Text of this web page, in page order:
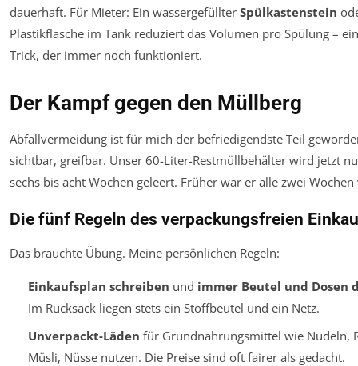
dauerhaft. Für Mieter: Ein wassergefüllter Spülkastenstein
Plastikflasche im Tank reduziert das Volumen pro Spülung –
Trick, der immer noch funktioniert.
Der Kampf gegen den Müllberg
Abfallvermeidung ist für mich der befriedigendste Teil
sichtbar, greifbar. Unser 60-Liter-Restmüllbehälter wird jetzt
sechs bis acht Wochen geleert. Früher war er alle zwei
Die fünf Regeln des verpackungsfreien
Das brauchte Übung. Meine persönlichen Regeln:
Einkaufsplan schreiben und immer Beutel und Dosen
Im Rucksack liegen stets ein Stoffbeutel und ein Netz.
Unverpackt-Läden für Grundnahrungsmittel wie Nudeln,
Müsli, Nüsse nutzen. Die Preise sind oft fairer als gedacht.